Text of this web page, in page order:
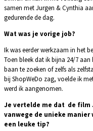
samen met Jurgen & Cynthia
gedurende de dag.
Wat was je vorige job?
Ik was eerder werkzaam in het
Toen bleek dat ik bijna 24/7
baan te zoeken of zelfs als
bij ShopWeDo zag, voelde ik
werd ik aangenomen.
Je vertelde me dat de film
vanwege de unieke
een leuke tip?